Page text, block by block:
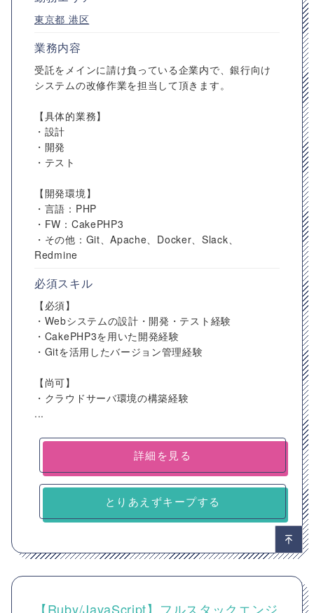
東京都 港区
業務内容
受託をメインに請け負っている企業内で、銀行向け
システムの改修作業を担当して頂きます。
【具体的業務】
・設計
・開発
・テスト
【開発環境】
・言語：PHP
・FW：CakePHP3
・その他：Git、Apache、Docker、Slack、
Redmine
必須スキル
【必須】
・Webシステムの設計・開発・テスト経験
・CakePHP3を用いた開発経験
・Gitを活用したバージョン管理経験
【尚可】
・クラウドサーバ環境の構築経験
...
詳細を見る
とりあえずキープする
【Ruby/JavaScript】フルスタックエンジ